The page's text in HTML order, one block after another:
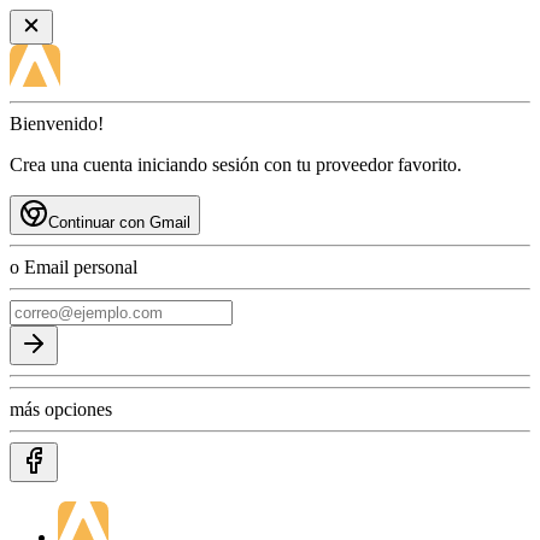
Bienvenido!
Crea una cuenta iniciando sesión con tu proveedor favorito.
Continuar con Gmail
o Email personal
más opciones